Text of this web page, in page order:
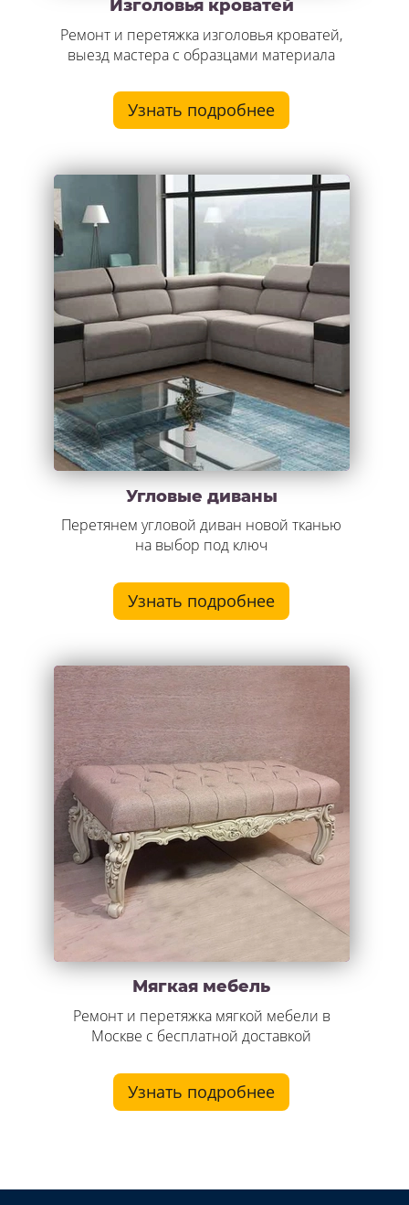
Изголовья кроватей
Ремонт и перетяжка изголовья кроватей,
выезд мастера с образцами материала
Узнать подробнее
Угловые диваны
Перетянем угловой диван новой тканью
на выбор под ключ
Узнать подробнее
Мягкая мебель
Ремонт и перетяжка мягкой мебели в
Москве с бесплатной доставкой
Узнать подробнее